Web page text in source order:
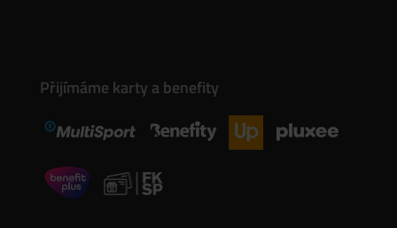
Přijímáme karty a benefity